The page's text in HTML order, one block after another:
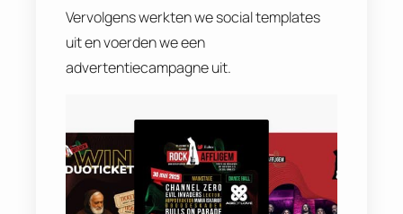
Vervolgens werkten we social templates
uit en voerden we een
advertentiecampagne uit.